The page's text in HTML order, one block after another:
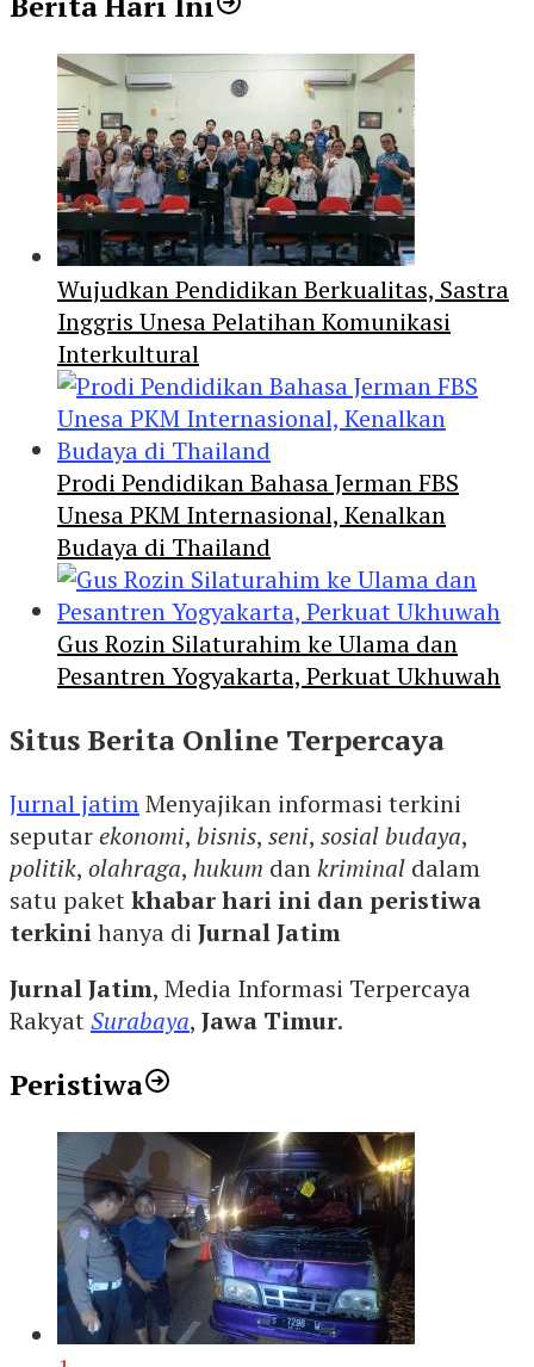
Wujudkan Pendidikan Berkualitas, Sastra
Inggris Unesa Pelatihan Komunikasi
Interkultural
Prodi Pendidikan Bahasa Jerman FBS
Unesa PKM Internasional, Kenalkan
Budaya di Thailand
Gus Rozin Silaturahim ke Ulama dan
Pesantren Yogyakarta, Perkuat Ukhuwah
Situs Berita Online Terpercaya
Jurnal jatimMenyajikan informasi terkini
seputarekonomi, bisnis, seni, sosial budaya,
politik, olahraga, hukum dankriminal dalam
satu paketkhabar hari ini dan peristiwa
terkinihanya di Jurnal Jatim
Jurnal Jatim, Media Informasi Terpercaya
RakyatSurabaya, Jawa Timur.
Peristiwa